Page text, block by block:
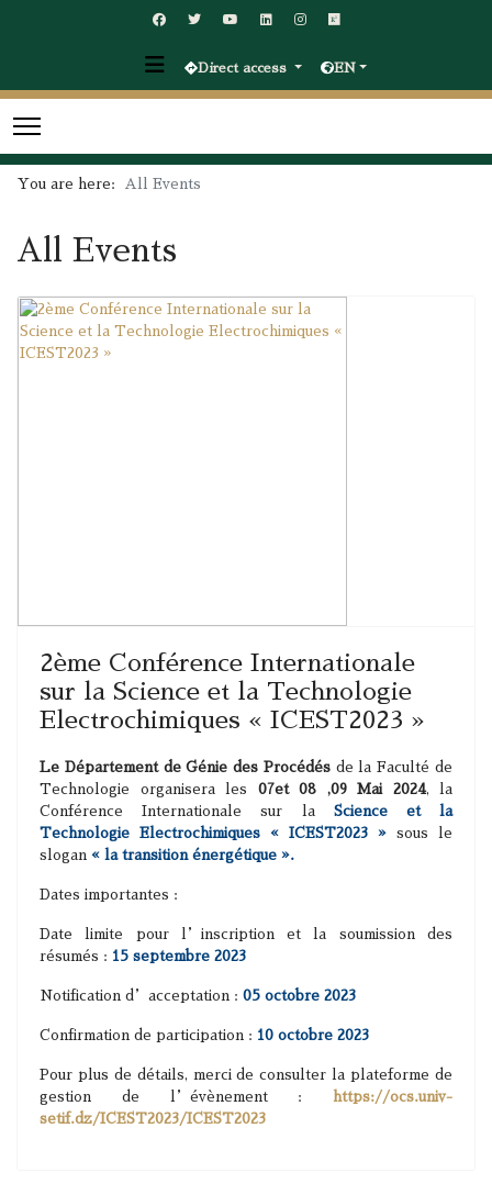
Direct access EN
You are here: All Events
All Events
2ème Conférence Internationale
sur la Science et la Technologie
Electrochimiques « ICEST2023 »
Le Département de Génie des Procédés de la Faculté de
Technologie organisera les 07et 08 ,09 Mai 2024, la
Conférence Internationale sur la Science et la
Technologie Electrochimiques « ICEST2023 » sous le
slogan « la transition énergétique ».
Dates importantes :
Date limite pour l’inscription et la soumission des
résumés : 15 septembre 2023
Notification d’acceptation : 05 octobre 2023
Confirmation de participation : 10 octobre 2023
Pour plus de détails, merci de consulter la plateforme de
gestion de l’évènement : https://ocs.univ-
setif.dz/ICEST2023/ICEST2023